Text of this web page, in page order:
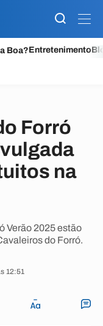
Boa?Entretenimento
Forró
na
Verão 2025 estão
do Forró.
12:51